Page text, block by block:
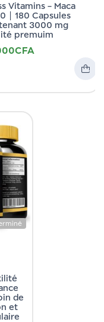
Vitamins – Maca
| 180 Capsules
3000 mg
premuim
CFA
de
et